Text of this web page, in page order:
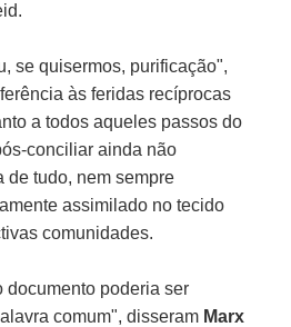
se quisermos, purificação",
às feridas recíprocas
a todos aqueles passos do
conciliar ainda não
de tudo, nem sempre
assimilado no tecido
comunidades.
documento poderia ser
comum", disseram Marx